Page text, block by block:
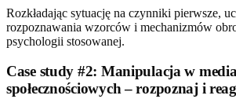
Rozkładając sytuację na czynniki pierwsze,
rozpoznawania wzorców i mechanizmów
psychologii stosowanej.
Case study #2: Manipulacja w
społecznościowych – rozpoznaj i